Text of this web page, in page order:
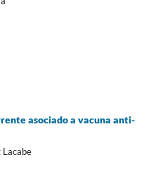
asociado a vacuna anti-
Lacabe